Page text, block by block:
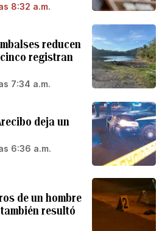
8:32 a.m.
reducen
registran
7:34 a.m.
deja un
6:36 a.m.
de un hombre
resultó